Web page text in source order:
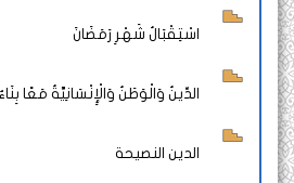
اسْتِقْبَالُ شَهْرِ رَمَضَانَ
الدِّينُ وَالْوَطَنُ وَالْإِنْسَانِيَّةُ مَعًا
الدين النصيحة